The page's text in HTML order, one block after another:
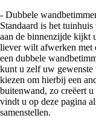
- Dubbele
Standaard is het
aan de binnenzijde kijkt
liever wilt afwerken met
een dubbele
kunt u zelf uw
kiezen om hierbij een
buitenwand, zo creëert
vindt u op deze pagina
samenstellen.